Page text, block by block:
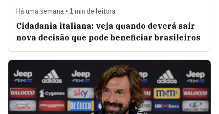
Há uma semana • 1 min de leitura
Cidadania italiana: veja quando deverá sair
nova decisão que pode beneficiar brasileiros